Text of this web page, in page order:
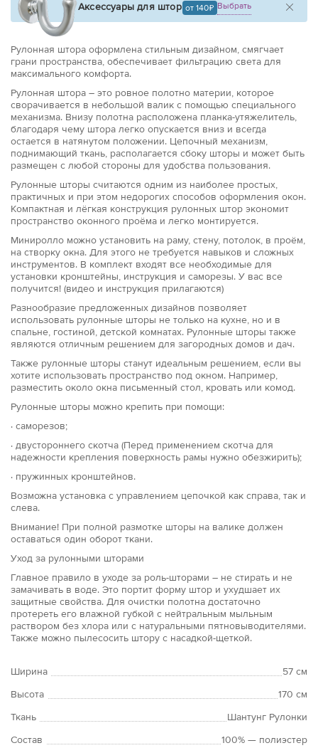
Аксессуары для штор от 140 Выбрать
Рулонная штора оформлена стильным дизайном, смягчает
грани пространства, обеспечивает фильтрацию света для
максимального комфорта.
Рулонная штора – это ровное полотно материи, которое
сворачивается в небольшой валик с помощью специального
механизма. Внизу полотна расположена планка-утяжелитель,
благодаря чему штора легко опускается вниз и всегда
остается в натянутом положении. Цепочный механизм,
поднимающий ткань, располагается сбоку шторы и может быть
размещен с любой стороны для удобства пользования.
Рулонные шторы считаются одним из наиболее простых,
практичных и при этом недорогих способов оформления окон.
Компактная и лёгкая конструкция рулонных штор экономит
пространство оконного проёма и легко монтируется.
Миниролло можно установить на раму, стену, потолок, в проём,
на створку окна. Для этого не требуется навыков и сложных
инструментов. В комплект входят все необходимые для
установки кронштейны, инструкция и саморезы. У вас все
получится! (видео и инструкция прилагаются)
Разнообразие предложенных дизайнов позволяет
использовать рулонные шторы не только на кухне, но и в
спальне, гостиной, детской комнатах. Рулонные шторы также
являются отличным решением для загородных домов и дач.
Также рулонные шторы станут идеальным решением, если вы
хотите использовать пространство под окном. Например,
разместить около окна письменный стол, кровать или комод.
Рулонные шторы можно крепить при помощи:
· саморезов;
· двустороннего скотча (Перед применением скотча для
надежности крепления поверхность рамы нужно обезжирить);
· пружинных кронштейнов.
Возможна установка с управлением цепочкой как справа, так и
слева.
Внимание! При полной размотке шторы на валике должен
оставаться один оборот ткани.
Уход за рулонными шторами
Главное правило в уходе за роль-шторами – не стирать и не
замачивать в воде. Это портит форму штор и ухудшает их
защитные свойства. Для очистки полотна достаточно
протереть его влажной губкой с нейтральным мыльным
раствором без хлора или с натуральными пятновыводителями.
Также можно пылесосить штору с насадкой-щеткой.
Ширина
57 см
Высота
170 см
Ткань
Шантунг Рулонки
Состав
100% — полиэстер